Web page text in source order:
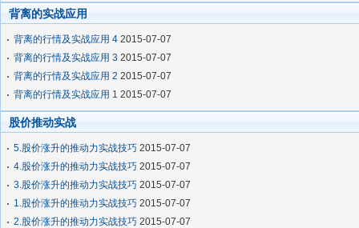
背离的实战应用
背离的行情及实战应用 4 2015-07-07
背离的行情及实战应用 3 2015-07-07
背离的行情及实战应用 2 2015-07-07
背离的行情及实战应用 1 2015-07-07
股价推动实战
5.股价涨升的推动力实战技巧 2015-07-07
4.股价涨升的推动力实战技巧 2015-07-07
3.股价涨升的推动力实战技巧 2015-07-07
1.股价涨升的推动力实战技巧 2015-07-07
2.股价涨升的推动力实战技巧 2015-07-07